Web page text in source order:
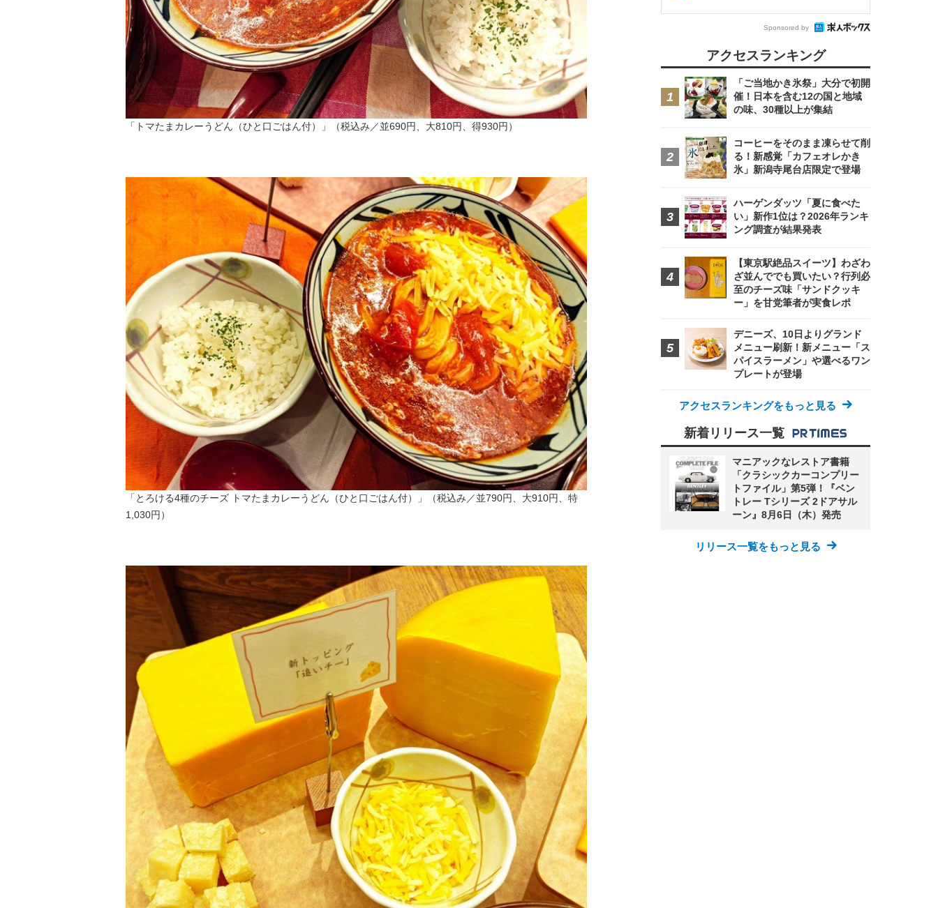
「トマたまカレーうどん（ひと口ごはん付）」（税込み／並690円、大810円、得930円）
「とろける4種のチーズ トマたまカレーうどん（ひと口ごはん付）」（税込み／並790円、大910円、特
1,030円）
Sponsored by
アクセスランキング
「ご当地かき氷祭」大分で初開
催！日本を含む12の国と地域
の味、30種以上が集結
コーヒーをそのまま凍らせて削
る！新感覚「カフェオレかき
氷」新潟寺尾台店限定で登場
ハーゲンダッツ「夏に食べた
い」新作1位は？2026年ランキ
ング調査が結果発表
【東京駅絶品スイーツ】わざわ
ざ並んででも買いたい？行列必
至のチーズ味「サンドクッキ
ー」を甘党筆者が実食レポ
デニーズ、10日よりグランド
メニュー刷新！新メニュー「ス
パイスラーメン」や選べるワン
プレートが登場
アクセスランキングをもっと見る
新着リリース一覧
マニアックなレストア書籍
「クラシックカーコンプリー
トファイル」第5弾！『ベン
トレー Tシリーズ 2ドアサル
ーン』8月6日（木）発売
リリース一覧をもっと見る